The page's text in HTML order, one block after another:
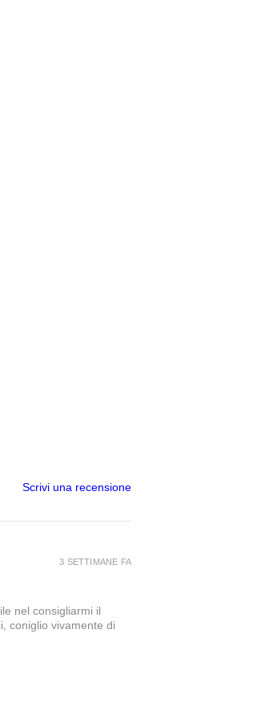
Scrivi una recensione
nel consigliarmi il
coniglio vivamente di
3 SETTIMANE FA